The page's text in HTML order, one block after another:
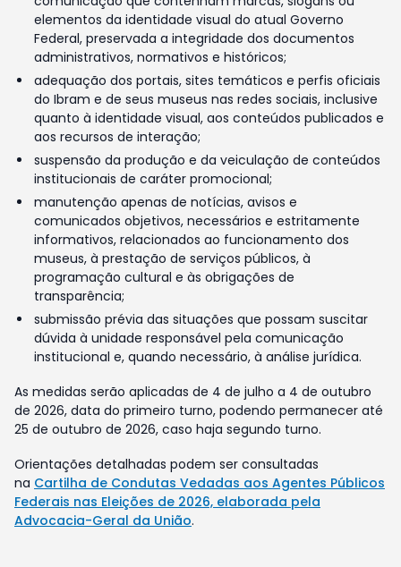
elementos da identidade visual do atual Governo
Federal, preservada a integridade dos documentos
administrativos, normativos e históricos;
adequação dos portais, sites temáticos e perfis oficiais
do Ibram e de seus museus nas redes sociais, inclusive
quanto à identidade visual, aos conteúdos publicados e
aos recursos de interação;
suspensão da produção e da veiculação de conteúdos
institucionais de caráter promocional;
manutenção apenas de notícias, avisos e
comunicados objetivos, necessários e estritamente
informativos, relacionados ao funcionamento dos
museus, à prestação de serviços públicos, à
programação cultural e às obrigações de
transparência;
submissão prévia das situações que possam suscitar
dúvida à unidade responsável pela comunicação
institucional e, quando necessário, à análise jurídica.
As medidas serão aplicadas de 4 de julho a 4 de outubro
de 2026, data do primeiro turno, podendo permanecer até
25 de outubro de 2026, caso haja segundo turno.
Orientações detalhadas podem ser consultadas
na Cartilha de Condutas Vedadas aos Agentes Públicos
Federais nas Eleições de 2026, elaborada pela
Advocacia-Geral da União.